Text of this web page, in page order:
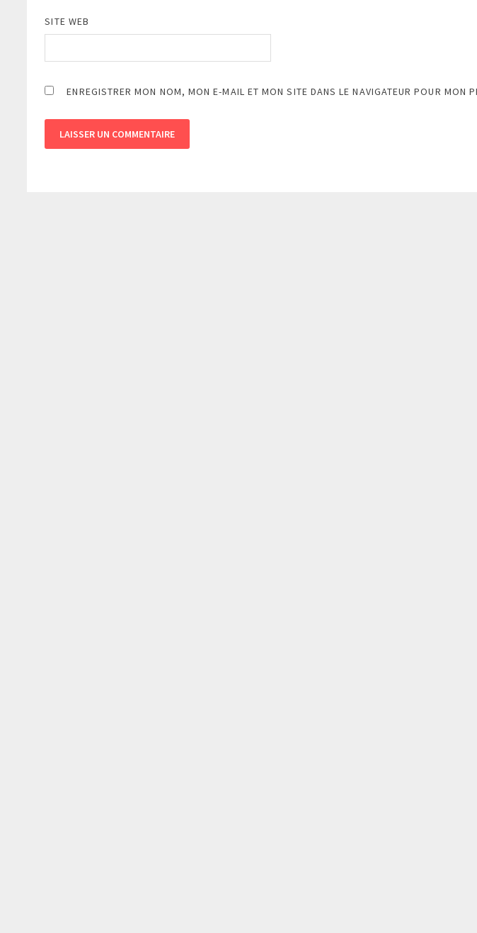
SITE WEB
ENREGISTRER MON NOM, MON E-MAIL ET MON SITE DANS LE NAVIGATEUR POUR MON